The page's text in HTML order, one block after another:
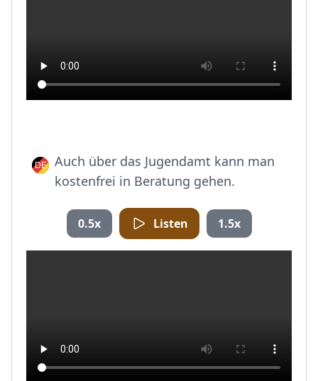
Auch über das Jugendamt kann man
kostenfrei in Beratung gehen.
0.5x Listen 1.5x